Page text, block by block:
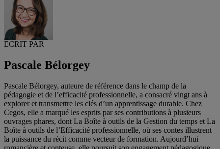
ECRIT PAR
Pascale Bélorgey
Pascale Bélorgey, auteure de référence dans le champ de la
pédagogie et de l’efficacité professionnelle, a consacré vingt ans à
explorer et transmettre les clés d’un apprentissage durable. Chez
Cegos, elle a marqué les esprits par ses contributions à plusieurs
ouvrages phares, dont La Boîte à outils de la Gestion du temps et La
Boîte à outils de l’Efficacité professionnelle, où ses contes illustrent
la puissance du récit comme vecteur de formation. Aujourd’hui